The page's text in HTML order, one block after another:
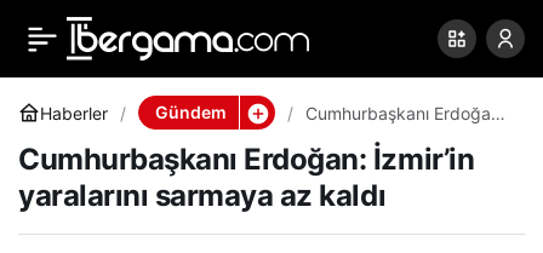
Haberler Gündem
Cumhurbaşkanı Erdoğan:
az kaldı
Cumhurbaşkanı Erdoğan: İzmir’in
yaralarını sarmaya az kaldı
Cumhurbaşkanı
Erdoğan: İzmir’in
yaralarını sarmaya az
kaldı
0 Paylaş